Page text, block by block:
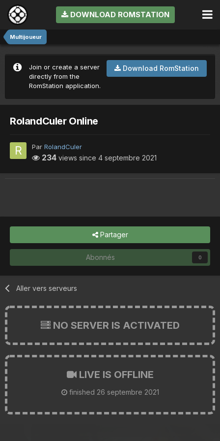
DOWNLOAD ROMSTATION
Multijoueur
Download RomStation
Join or create a server
directly from the
RomStation application.
RolandCuler Online
Par RolandCuler
234 views since 4 septembre 2021
Partager
Abonnés 0
Aller vers serveurs
NO SERVER IS ACTIVATED
LIVE IS OFFLINE
finished 26 septembre 2021